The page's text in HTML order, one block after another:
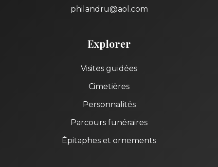
philandru@aol.com
Explorer
Visites guidées
Cimetières
Personnalités
Parcours funéraires
Épitaphes et ornements